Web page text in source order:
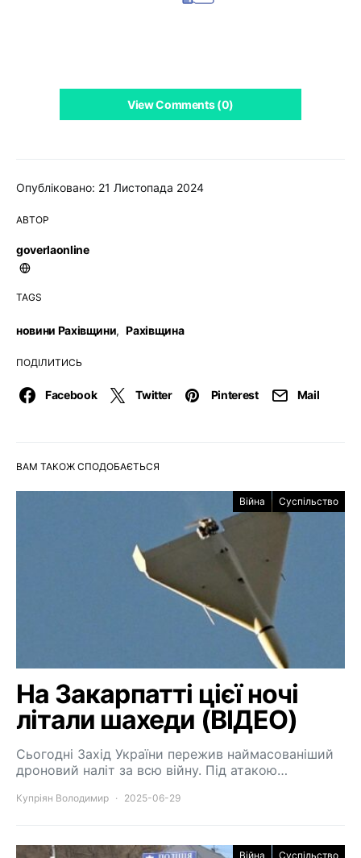
Опубліковано: 21 Листопада 2024
АВТОР
goverlaonline
TAGS
новини Рахівщини, Рахівщина
ПОДІЛИТИСЬ
Facebook Twitter Pinterest Mail
View Comments (0)
ВАМ ТАКОЖ СПОДОБАЄТЬСЯ
Війна Суспільство
На Закарпатті цієї ночі
літали шахеди (ВІДЕО)
Сьогодні Захід України пережив наймасованіший
дроновий наліт за всю війну. Під атакою…
Купріян Володимир 2025-06-29
Війна Суспільство